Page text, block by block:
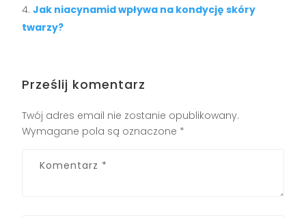
Jak niacynamid wpływa na kondycję skóry
twarzy?
Prześlij komentarz
Twój adres email nie zostanie opublikowany.
Wymagane pola są oznaczone *